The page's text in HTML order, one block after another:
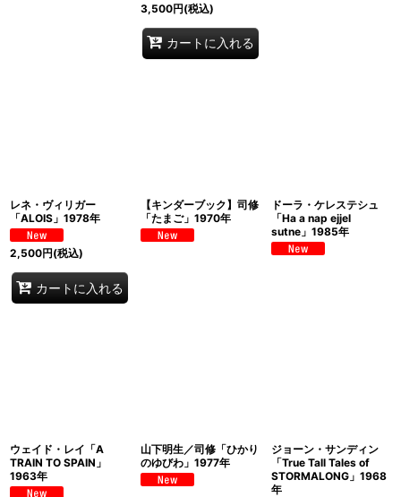
3,500円(税込)
カートに入れる
レネ・ヴィリガー
「ALOIS」1978年
2,500円(税込)
カートに入れる
【キンダーブック】司修
「たまご」1970年
ドーラ・ケレステシュ
「Ha a nap ejjel
sutne」1985年
ウェイド・レイ「A
TRAIN TO SPAIN」
1963年
山下明生／司修「ひかり
のゆびわ」1977年
ジョーン・サンディン
「True Tall Tales of
STORMALONG」1968
年